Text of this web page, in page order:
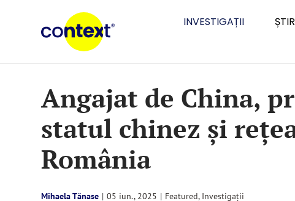
INVESTIGAȚII
Angajat de China,
statul chinez și
România
Mihaela Tănase | 05 iun., 2025 | Featured, Investigații